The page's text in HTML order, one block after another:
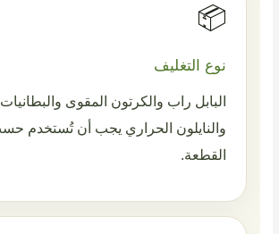
📦
نوع التغليف
البابل راب والكرتون المقوى والبطانيات
والنايلون الحراري يجب أن تُستخدم
القطعة.